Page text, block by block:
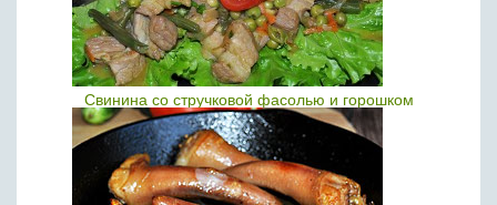
Свинина со стручковой фасолью и горошком